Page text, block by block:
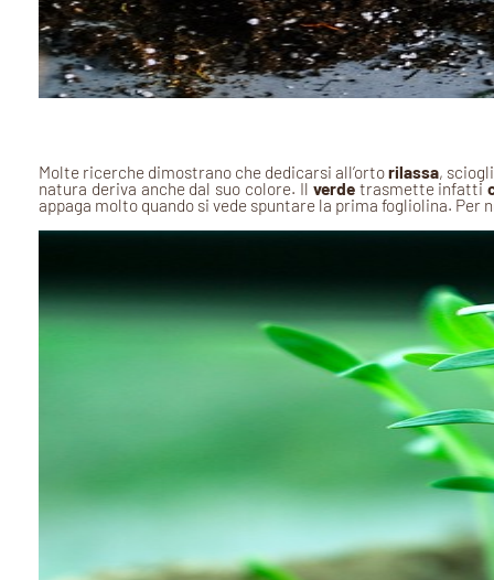
Molte ricerche dimostrano che dedicarsi all’ortorilassa,
natura deriva anche dal suo colore. Il verdetrasmette infatti
appaga molto quando si vede spuntare la prima fogliolina. Per